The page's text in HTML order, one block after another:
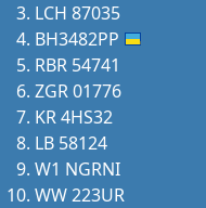
LCH 87035
BH3482PP
RBR 54741
ZGR 01776
KR 4HS32
LB 58124
W1 NGRNI
WW 223UR